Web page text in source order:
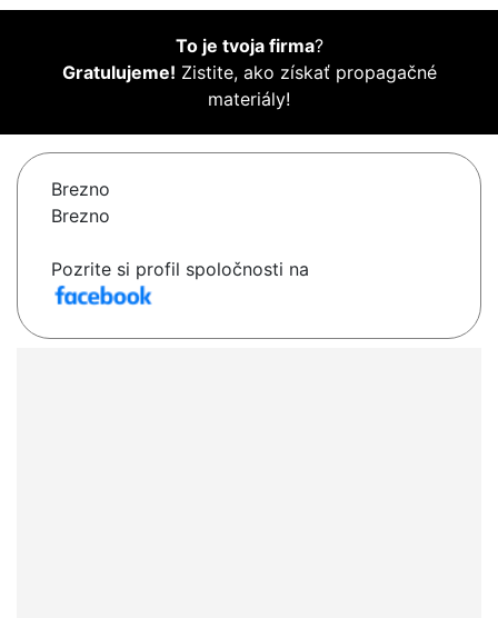
To je tvoja firma?
Gratulujeme! Zistite, ako získať propagačné
materiály!
Brezno
Brezno
Pozrite si profil spoločnosti na